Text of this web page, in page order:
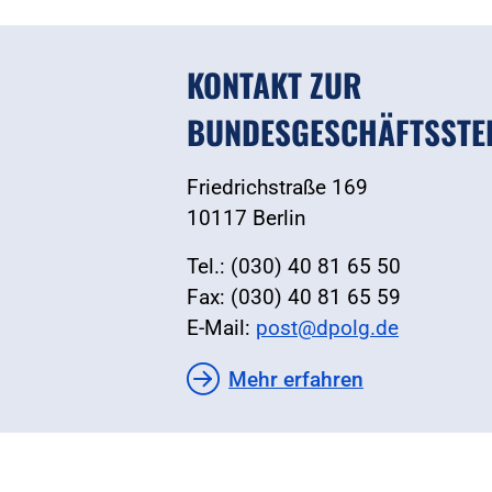
KONTAKT ZUR
Friedrichstraße 169
10117 Berlin
Tel.: (030) 40 81 65 50
Fax: (030) 40 81 65 59
E-Mail: post@dpolg.de
Mehr erfahren